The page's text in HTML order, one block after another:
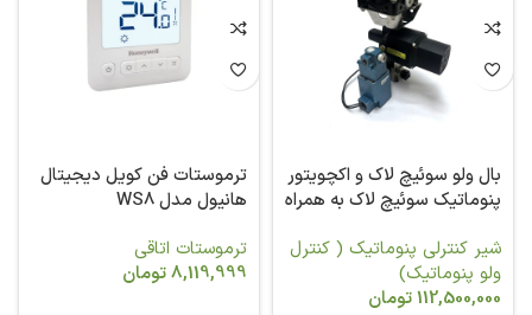
بال ولو سوئیچ لاک و اکچویتور
پنوماتیک سوئیچ لاک به همراه
شیر کنترلی پنوماتیک ( کنترل
ولو پنوماتیک)
112,500,000تومان
ترموستات فن کویل دیجیتال
هانیول مدل WS8
ترموستات اتاقی
8,119,999تومان